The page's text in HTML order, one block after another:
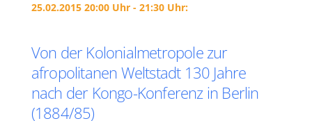
25.02.2015 20:00 Uhr - 21:30 Uhr:
Von der Kolonialmetropole zur
afropolitanen Weltstadt 130 Jahre
nach der Kongo-Konferenz in Berlin
(1884/85)